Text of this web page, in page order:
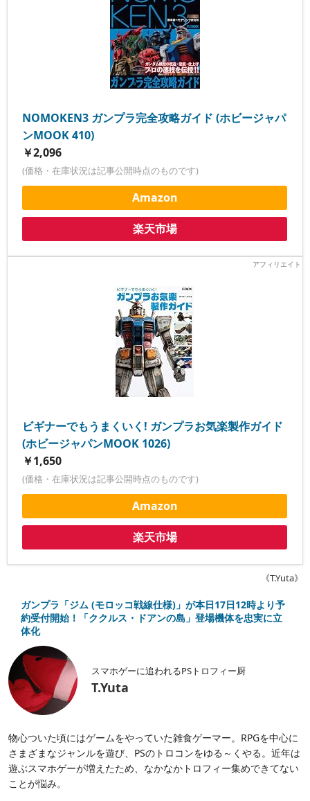
NOMOKEN3 ガンプラ完全攻略ガイド (ホビージャパ
ンMOOK 410)
￥2,096
(価格・在庫状況は記事公開時点のものです)
Amazon
楽天市場
ビギナーでもうまくいく! ガンプラお気楽製作ガイド
(ホビージャパンMOOK 1026)
￥1,650
(価格・在庫状況は記事公開時点のものです)
Amazon
楽天市場
《T.Yuta》
ガンプラ「ジム (モロッコ戦線仕様)」が本日17日12時より予
約受付開始！「ククルス・ドアンの島」登場機体を忠実に立
体化
スマホゲーに追われるPSトロフィー厨
T.Yuta
物心ついた頃にはゲームをやっていた雑食ゲーマー。RPGを中心に
さまざまなジャンルを遊び、PSのトロコンをゆる～くやる。近年は
遊ぶスマホゲーが増えたため、なかなかトロフィー集めできてない
ことが悩み。